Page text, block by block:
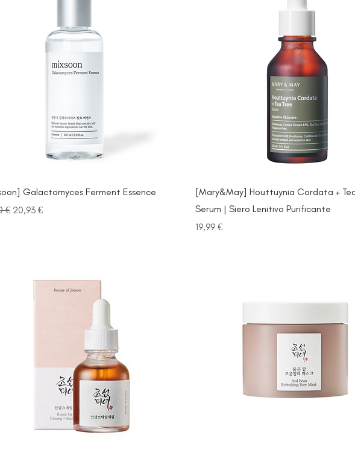
Galactomyces Ferment Essence
regolare
€ Prezzo scontato
20,93 €
[Mary&May] Houttuynia Cordata +
Serum | Siero Lenitivo Purificante
Prezzo
19,99 €